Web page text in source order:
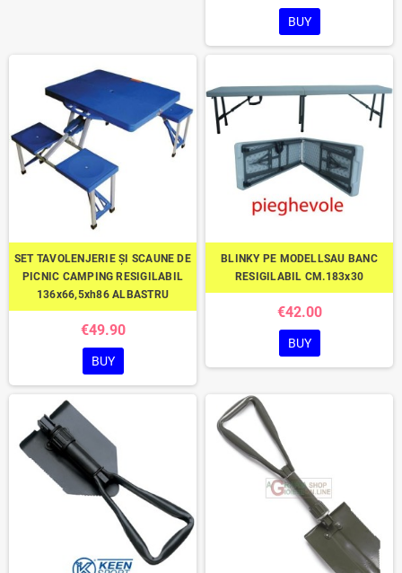
BUY
SET TAVOLENJERIE ȘI SCAUNE DE
PICNIC CAMPING RESIGILABIL
136x66,5xh86 ALBASTRU
€49.90
BUY
BLINKY PE MODELLSAU BANC
RESIGILABIL CM.183x30
€42.00
BUY